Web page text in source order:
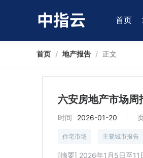
首页
首页 / 地产报告 / 正文
六安房地产市场
时间 2026-01-20
住宅市场 主要城市报告
[摘要] 2026年1月5日至11